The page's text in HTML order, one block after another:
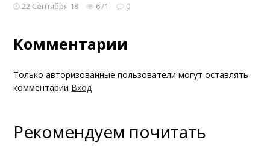
22 Сентября 18 671 0
Комментарии
Только авторизованные пользователи могут оставлять
комментарии Вход
Рекомендуем почитать